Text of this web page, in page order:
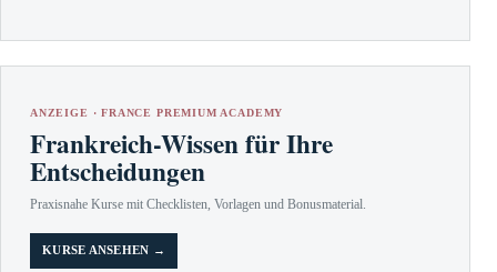
ANZEIGE · FRANCE PREMIUM ACADEMY
Frankreich-Wissen für Ihre
Entscheidungen
Praxisnahe Kurse mit Checklisten, Vorlagen und Bonusmaterial.
KURSE ANSEHEN →